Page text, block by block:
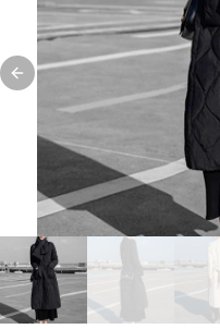
Previous slide